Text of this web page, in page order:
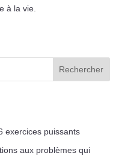
à la vie.
Rechercher
exercices puissants
aux problèmes qui